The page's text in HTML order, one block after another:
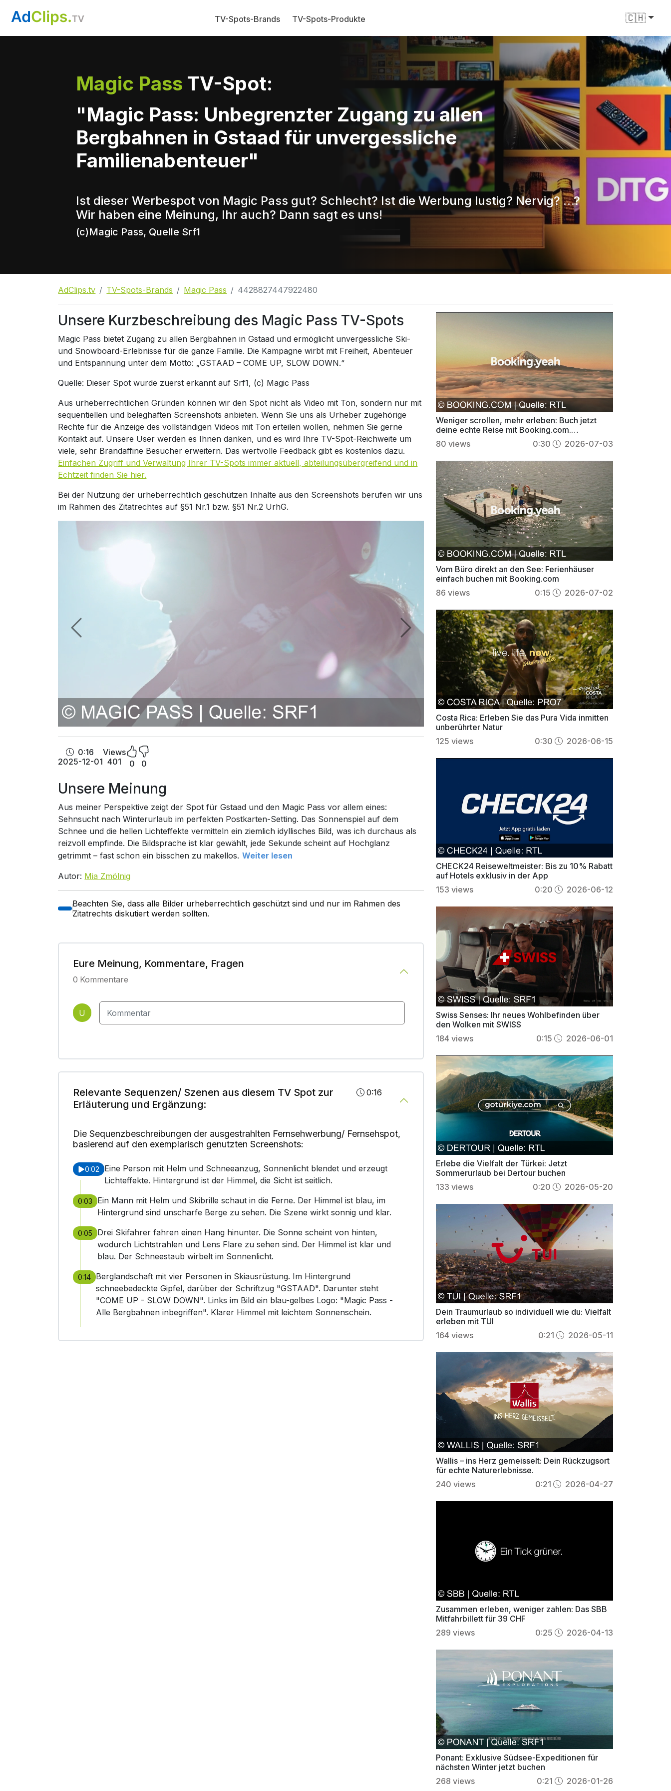
TV-Spots-Brands TV-Spots-Produkte 🇨🇭
Magic Pass TV-Spot:
"Magic Pass: Unbegrenzter Zugang zu allen
Bergbahnen in Gstaad für unvergessliche
Familienabenteuer"
Ist dieser Werbespot von Magic Pass gut? Schlecht? Ist die Werbung lustig? Nervig? …?
Wir haben eine Meinung, Ihr auch? Dann sagt es uns!
(c)Magic Pass, Quelle Srf1
AdClips.tv TV-Spots-Brands Magic Pass 4428827447922480
Unsere Kurzbeschreibung des Magic Pass TV-Spots
Magic Pass bietet Zugang zu allen Bergbahnen in Gstaad und ermöglicht unvergessliche Ski-
und Snowboard-Erlebnisse für die ganze Familie. Die Kampagne wirbt mit Freiheit, Abenteuer
und Entspannung unter dem Motto: „GSTAAD – COME UP, SLOW DOWN.“
Quelle: Dieser Spot wurde zuerst erkannt auf Srf1, (c) Magic Pass
Aus urheberrechtlichen Gründen können wir den Spot nicht als Video mit Ton, sondern nur mit
sequentiellen und beleghaften Screenshots anbieten. Wenn Sie uns als Urheber zugehörige
Rechte für die Anzeige des vollständigen Videos mit Ton erteilen wollen, nehmen Sie gerne
Kontakt auf. Unsere User werden es Ihnen danken, und es wird Ihre TV-Spot-Reichweite um
viele, sehr Brandaffine Besucher erweitern. Das wertvolle Feedback gibt es kostenlos dazu.
Einfachen Zugriff und Verwaltung Ihrer TV-Spots immer aktuell, abteilungsübergreifend und in
Echtzeit finden Sie hier.
Bei der Nutzung der urheberrechtlich geschützen Inhalte aus den Screenshots berufen wir uns
im Rahmen des Zitatrechtes auf §51 Nr.1 bzw. §51 Nr.2 UrhG.
0:16
2025-12-01
Views
401
0 0
Unsere Meinung
Aus meiner Perspektive zeigt der Spot für Gstaad und den Magic Pass vor allem eines:
Sehnsucht nach Winterurlaub im perfekten Postkarten-Setting. Das Sonnenspiel auf dem
Schnee und die hellen Lichteffekte vermitteln ein ziemlich idyllisches Bild, was ich durchaus als
reizvoll empfinde. Die Bildsprache ist klar gewählt, jede Sekunde scheint auf Hochglanz
getrimmt – fast schon ein bisschen zu makellos. Weiter lesen
Autor: Mia Zmölnig
Beachten Sie, dass alle Bilder urheberrechtlich geschützt sind und nur im Rahmen des
Zitatrechts diskutiert werden sollten.
Eure Meinung, Kommentare, Fragen
0 Kommentare
U
Relevante Sequenzen/ Szenen aus diesem TV Spot zur
Erläuterung und Ergänzung:
0:16
Die Sequenzbeschreibungen der ausgestrahlten Fernsehwerbung/ Fernsehspot,
basierend auf den exemplarisch genutzten Screenshots:
0:02
Eine Person mit Helm und Schneeanzug, Sonnenlicht blendet und erzeugt
Lichteffekte. Hintergrund ist der Himmel, die Sicht ist seitlich.
0:03
Ein Mann mit Helm und Skibrille schaut in die Ferne. Der Himmel ist blau, im
Hintergrund sind unscharfe Berge zu sehen. Die Szene wirkt sonnig und klar.
0:05
Drei Skifahrer fahren einen Hang hinunter. Die Sonne scheint von hinten,
wodurch Lichtstrahlen und Lens Flare zu sehen sind. Der Himmel ist klar und
blau. Der Schneestaub wirbelt im Sonnenlicht.
0:14
Berglandschaft mit vier Personen in Skiausrüstung. Im Hintergrund
schneebedeckte Gipfel, darüber der Schriftzug "GSTAAD". Darunter steht
"COME UP - SLOW DOWN". Links im Bild ein blau-gelbes Logo: "Magic Pass -
Alle Bergbahnen inbegriffen". Klarer Himmel mit leichtem Sonnenschein.
Weniger scrollen, mehr erleben: Buch jetzt
deine echte Reise mit Booking.com.
Booking.yeah.
80 views 0:30 2026-07-03
Vom Büro direkt an den See: Ferienhäuser
einfach buchen mit Booking.com
86 views 0:15 2026-07-02
Costa Rica: Erleben Sie das Pura Vida inmitten
unberührter Natur
125 views 0:30 2026-06-15
CHECK24 Reiseweltmeister: Bis zu 10% Rabatt
auf Hotels exklusiv in der App
153 views 0:20 2026-06-12
Swiss Senses: Ihr neues Wohlbefinden über
den Wolken mit SWISS
184 views 0:15 2026-06-01
Erlebe die Vielfalt der Türkei: Jetzt
Sommerurlaub bei Dertour buchen
133 views 0:20 2026-05-20
Dein Traumurlaub so individuell wie du: Vielfalt
erleben mit TUI
164 views 0:21 2026-05-11
Wallis – ins Herz gemeisselt: Dein Rückzugsort
für echte Naturerlebnisse.
240 views 0:21 2026-04-27
Zusammen erleben, weniger zahlen: Das SBB
Mitfahrbillett für 39 CHF
289 views 0:25 2026-04-13
Ponant: Exklusive Südsee-Expeditionen für
nächsten Winter jetzt buchen
268 views 0:21 2026-01-26